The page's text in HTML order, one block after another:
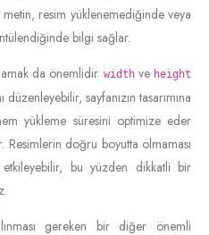
resim yüklenemediğinde veya
bilgi sağlar.
da önemlidir. width ve height
sayfanızın tasarımına
yükleme süresini optimize eder
Resimlerin doğru boyutta olmaması
etkileyebilir, bu yüzden dikkatli bir
gereken bir diğer önemli